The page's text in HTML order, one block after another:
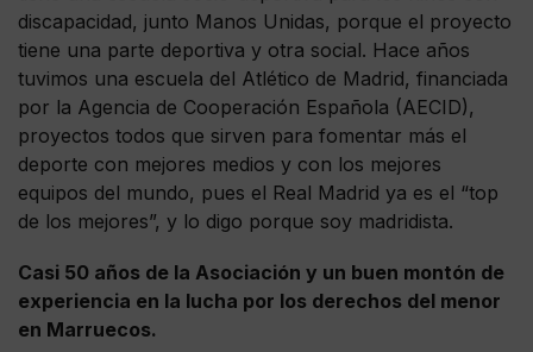
discapacidad, junto Manos Unidas, porque el proyecto
tiene una parte deportiva y otra social. Hace años
tuvimos una escuela del Atlético de Madrid, financiada
por la Agencia de Cooperación Española (AECID),
proyectos todos que sirven para fomentar más el
deporte con mejores medios y con los mejores
equipos del mundo, pues el Real Madrid ya es el “top
de los mejores”, y lo digo porque soy madridista.
Casi 50 años de la Asociación y un buen montón de
experiencia en la lucha por los derechos del menor
en Marruecos.